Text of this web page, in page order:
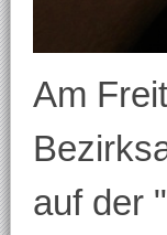
Am
auf der